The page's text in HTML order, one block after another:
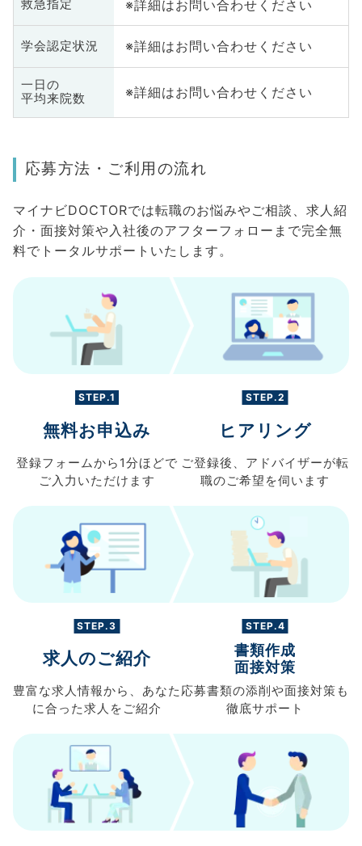
救急指定 ※詳細はお問い合わせください
学会認定状況 ※詳細はお問い合わせください
一日の
平均来院数
※詳細はお問い合わせください
応募方法・ご利用の流れ
マイナビDOCTORでは転職のお悩みやご相談、求人紹
介・面接対策や入社後のアフターフォローまで完全無
料でトータルサポートいたします。
STEP.1
無料お申込み
登録フォームから 1分ほどで
ご入力 いただけます
STEP.2
ヒアリング
ご登録後、 アドバイザーが転
職のご希望を伺います
STEP.3
求人のご紹介
豊富な求人情報から、 あなた
に合った求人を ご紹介
STEP.4
書類作成
面接対策
応募書類の添削や面接対策も
徹底サポート